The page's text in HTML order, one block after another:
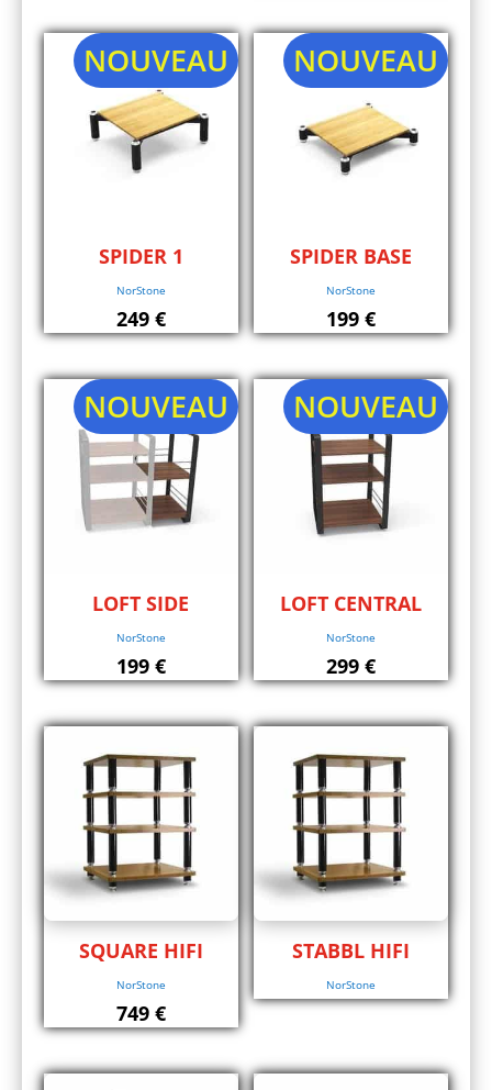
NOUVEAU
SPIDER 1
NorStone
249 €
NOUVEAU
SPIDER BASE
NorStone
199€
NOUVEAU
LOFT SIDE
NorStone
199 €
NOUVEAU
LOFT CENTRAL
NorStone
299€
SQUARE HIFI
NorStone
749 €
STABBL HIFI
NorStone